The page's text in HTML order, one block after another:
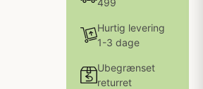
499
Hurtig levering
1-3 dage
Ubegrænset
returret